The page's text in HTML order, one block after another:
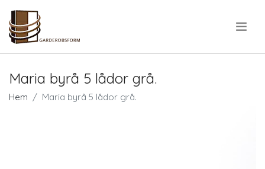
Maria byrå 5 lådor grå.
Hem Maria byrå 5 lådor grå.